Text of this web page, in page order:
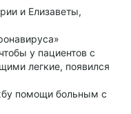
и Елизаветы,
у пациентов с
легкие, появился
помощи больным с